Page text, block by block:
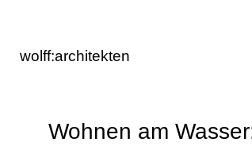
wolff:architekten
Wohnen am